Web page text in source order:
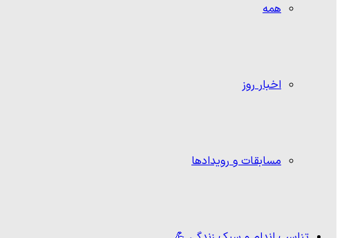
همه
اخبار روز
مسابقات و رویدادها